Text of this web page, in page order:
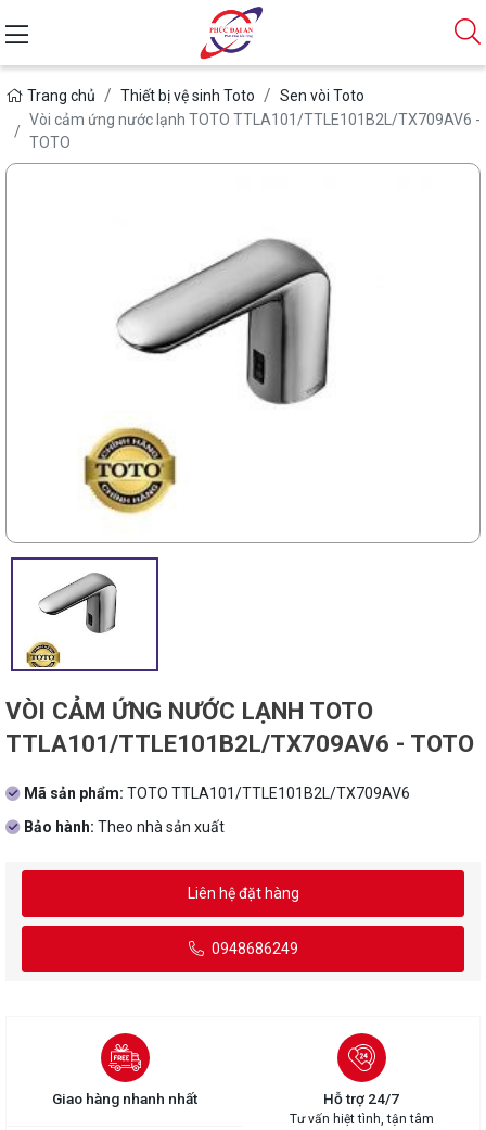
Trang chủ Thiết bị vệ sinh Toto
Sen vòi Toto
Vòi cảm ứng nước lạnh TOTO TTLA101/TTLE101B2L/TX709AV6 -
TOTO
VÒI CẢM ỨNG NƯỚC LẠNH TOTO
TTLA101/TTLE101B2L/TX709AV6 - TOTO
Mã sản phẩm: TOTO TTLA101/TTLE101B2L/TX709AV6
Bảo hành: Theo nhà sản xuất
Liên hệ đặt hàng
0948686249
Giao hàng nhanh nhất Hỗ trợ 24/7
Tư vấn hiệt tình, tận tâm